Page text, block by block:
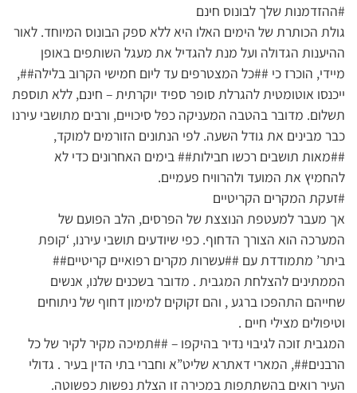
#ההזדמנות שלך לבונוס חינם
גולת הכותרת של הימים האלו היא ללא ספק הבונוס המיוחד. לאור
ההיענות הגדולה ועל מנת להגדיל את מעגל השותפים באופן
מיידי, הוכרז כי ##כל המצטרפים עד ליום חמישי הקרוב בלילה##,
ייכנסו אוטומטית להגרלת סופר ספיד יוקרתית – חינם, ללא תוספת
תשלום. מדובר בהטבה המעניקה כפל סיכויים, ורבים מתושבי עירנו
כבר מבינים את גודל השעה. לפי הנתונים הזורמים למוקד,
##מאות תושבים רכשו חבילות## בימים האחרונים כדי לא
להחמיץ את המועד ולהרוויח פעמיים.
#זעקת המקרים הקריטיים
אך מעבר למעטפת הנוצצת של הפרסים, הלב הפועם של
המערכה הוא הצורך הדחוף. כפי שיודעים תושבי עירנו, ‘קופת
ביתר’ מתמודדת עם ##עשרות מקרים רפואיים קריטיים##
הממתינים להצלחת המגבית . מדובר בשכנים שלנו, אנשים
שחייהם התהפכו ברגע , והם זקוקים למימון דחוף של ניתוחים
וטיפולים מצילי חיים .
המגבית זוכה לגיבוי נדיר בהיקפו – ##תמיכה מקיר לקיר של כל
הרבנים##, המארי דאתרא שליט”א וחברי בתי הדין בעיר . גדולי
העיר רואים בהשתתפות במכירה זו הצלת נפשות כפשוטה.